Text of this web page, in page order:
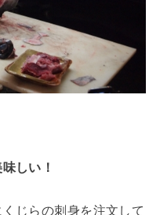
しい！
じらの刺身を注文して